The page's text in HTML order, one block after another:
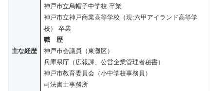
主な経歴
神戸市立烏帽子中学校 卒業
神戸市立神戸商業高等学校（現:六甲アイランド高等学
校） 卒業
職 歴
神戸市会議員（東灘区）
兵庫県庁（広報課、公営企業管理者秘書）
神戸市教育委員会（小中学校事務員）
司法書士事務所